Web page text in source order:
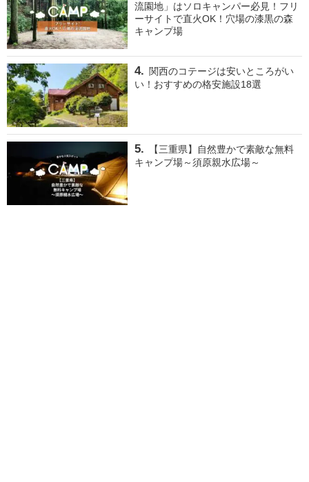
流園地」はソロキャンパー必見！フリ
ーサイトで直火OK！穴場の漆黒の森
キャンプ場
関西のコテージは安いところがい
い！おすすめの格安施設18選
【三重県】自然豊かで素敵な無料
キャンプ場～須原親水広場～